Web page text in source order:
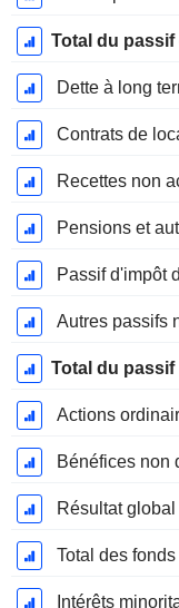
Total du
Dette à long
Contrats de
Recettes non
Passif d'impôt
Autres passifs
Total du passif
Actions
Bénéfices non
Résultat
Total des
Intérêts